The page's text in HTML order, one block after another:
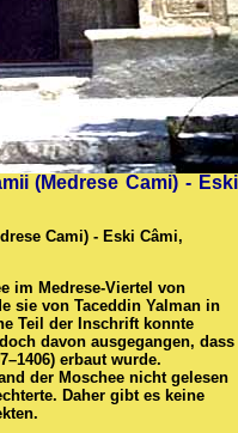
(Medrese Cami) - Eski
Cami) - Eski Câmi,
im Medrese-Viertel von
sie von Taceddin Yalman in
Teil der Inschrift konnte
davon ausgegangen, dass
erbaut wurde.
der Moschee nicht gelesen
Daher gibt es keine